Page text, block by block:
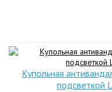
Купольная
подсветкой